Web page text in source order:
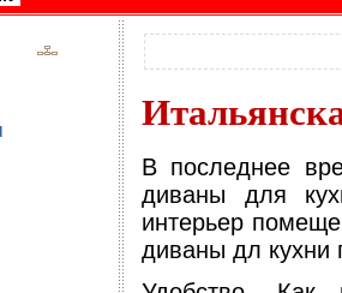
В последнее
диваны для
интерьер
диваны дл